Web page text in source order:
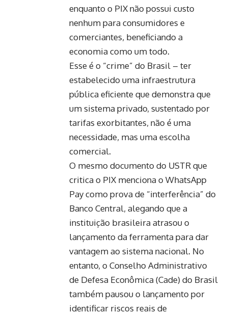
enquanto o PIX não possui custo
nenhum para consumidores e
comerciantes, beneficiando a
economia como um todo.
Esse é o “crime” do Brasil – ter
estabelecido uma infraestrutura
pública eficiente que demonstra que
um sistema privado, sustentado por
tarifas exorbitantes, não é uma
necessidade, mas uma escolha
comercial.
O mesmo documento do USTR que
critica o PIX menciona o WhatsApp
Pay como prova de “interferência” do
Banco Central, alegando que a
instituição brasileira atrasou o
lançamento da ferramenta para dar
vantagem ao sistema nacional. No
entanto, o Conselho Administrativo
de Defesa Econômica (Cade) do Brasil
também pausou o lançamento por
identificar riscos reais de